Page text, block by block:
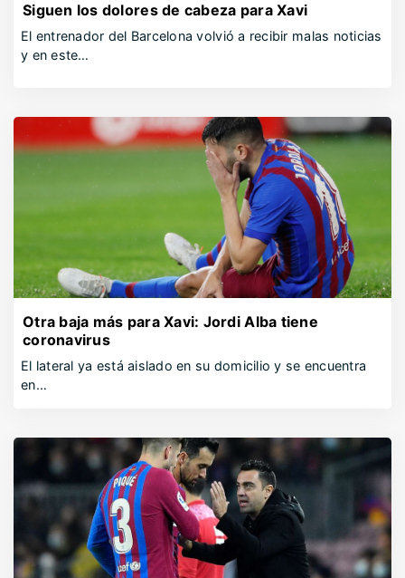
Siguen los dolores de cabeza para Xavi
El entrenador del Barcelona volvió a recibir malas noticias
y en este…
Otra baja más para Xavi: Jordi Alba tiene
coronavirus
El lateral ya está aislado en su domicilio y se encuentra
en…